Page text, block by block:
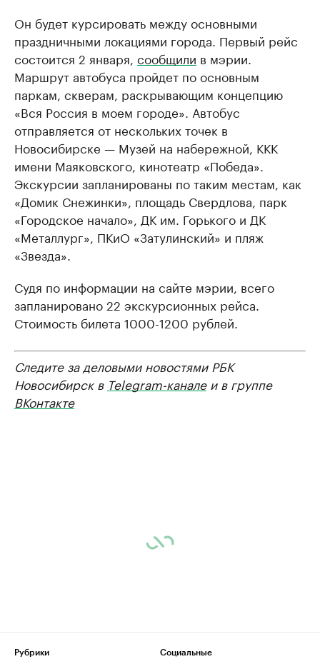
Он будет курсировать между основными
праздничными локациями города. Первый рейс
состоится 2 января, сообщили в мэрии.
Маршрут автобуса пройдет по основным
паркам, скверам, раскрывающим концепцию
«Вся Россия в моем городе». Автобус
отправляется от нескольких точек в
Новосибирске — Музей на набережной, ККК
имени Маяковского, кинотеатр «Победа».
Экскурсии запланированы по таким местам, как
«Домик Снежинки», площадь Свердлова, парк
«Городское начало», ДК им. Горького и ДК
«Металлург», ПКиО «Затулинский» и пляж
«Звезда».
Судя по информации на сайте мэрии, всего
запланировано 22 экскурсионных рейса.
Стоимость билета 1000-1200 рублей.
Следите за деловыми новостями РБК
Новосибирск в Telegram-каналеи в группе
ВКонтакте
Рубрики
Социальные